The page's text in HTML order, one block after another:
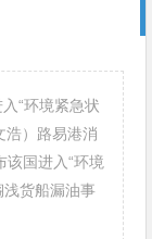
“环境紧急状
）路易港消
国进入“环境
浅货船漏油事